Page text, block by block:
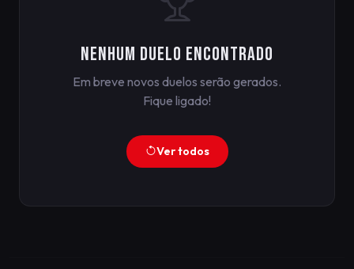
Nenhum duelo encontrado
Em breve novos duelos serão gerados.
Fique ligado!
Ver todos